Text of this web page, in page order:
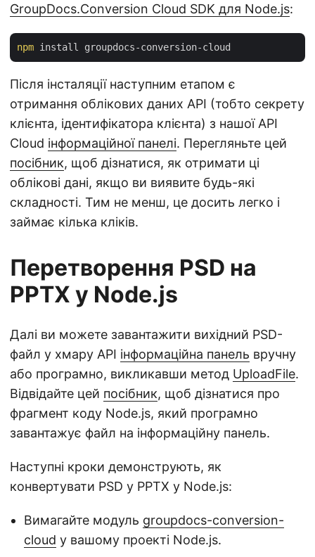
GroupDocs.Conversion Cloud SDK для Node.js:
npm
Після інсталяції наступним етапом є
отримання облікових даних API (тобто секрету
клієнта, ідентифікатора клієнта) з нашої API
Cloud інформаційної панелі. Перегляньте цей
посібник, щоб дізнатися, як отримати ці
облікові дані, якщо ви виявите будь-які
складності. Тим не менш, це досить легко і
займає кілька кліків.
Перетворення PSD на
PPTX у Node.js
Далі ви можете завантажити вихідний PSD-
файл у хмару API інформаційна панель вручну
або програмно, викликавши метод UploadFile.
Відвідайте цей посібник, щоб дізнатися про
фрагмент коду Node.js, який програмно
завантажує файл на інформаційну панель.
Наступні кроки демонструють, як
конвертувати PSD у PPTX у Node.js:
Вимагайте модуль groupdocs-conversion-
cloud у вашому проекті Node.js.